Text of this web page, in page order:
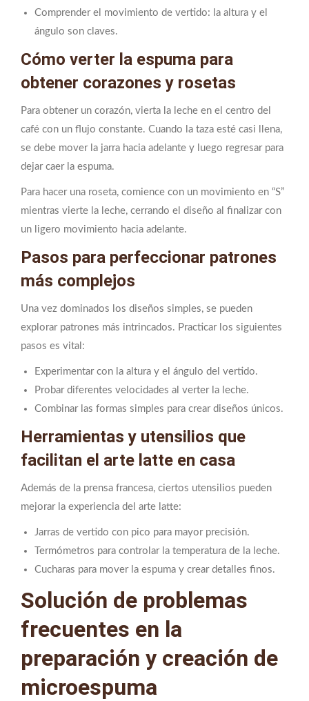
Comprender el movimiento de vertido: la altura y el
ángulo son claves.
Cómo verter la espuma para
obtener corazones y rosetas
Para obtener un corazón, vierta la leche en el centro del
café con un flujo constante. Cuando la taza esté casi llena,
se debe mover la jarra hacia adelante y luego regresar para
dejar caer la espuma.
Para hacer una roseta, comience con un movimiento en “S”
mientras vierte la leche, cerrando el diseño al finalizar con
un ligero movimiento hacia adelante.
Pasos para perfeccionar patrones
más complejos
Una vez dominados los diseños simples, se pueden
explorar patrones más intrincados. Practicar los siguientes
pasos es vital:
Experimentar con la altura y el ángulo del vertido.
Probar diferentes velocidades al verter la leche.
Combinar las formas simples para crear diseños únicos.
Herramientas y utensilios que
facilitan el arte latte en casa
Además de la prensa francesa, ciertos utensilios pueden
mejorar la experiencia del arte latte:
Jarras de vertido con pico para mayor precisión.
Termómetros para controlar la temperatura de la leche.
Cucharas para mover la espuma y crear detalles finos.
Solución de problemas
frecuentes en la
preparación y creación de
microespuma